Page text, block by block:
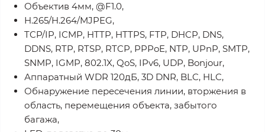
Объектив 4мм, @F1.0,
H.265/H.264/MJPEG,
TCP/IP, ICMP, HTTP, HTTPS, FTP, DHCP, DNS,
DDNS, RTP, RTSP, RTCP, PPPoE, NTP, UPnP, SMTP,
SNMP, IGMP, 802.1X, QoS, IPv6, UDP, Bonjour,
Аппаратный WDR 120дБ, 3D DNR, BLC, HLC,
Обнаружение пересечения линии, вторжения в
область, перемещения объекта, забытого
багажа,